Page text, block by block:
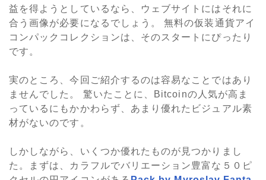
益を得ようとしているなら、ウェブサイトにはそれに
合う画像が必要になるでしょう。 無料の仮装通貨アイ
コンパックコレクションは、そのスタートにぴったり
です。
実のところ、今回ご紹介するのは容易なことではあり
ませんでした。 驚いたことに、Bitcoinの人気が高ま
っているにもかかわらず、あまり優れたビジュアル素
材がないのです。
しかしながら、いくつか優れたものが見つかりまし
た。まずは、カラフルでバリエーション豊富な５０ピ